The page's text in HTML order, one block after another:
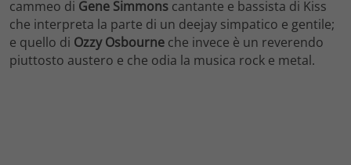
cammeo di Gene Simmons cantante e bassista di Kiss
che interpreta la parte di un deejay simpatico e gentile;
e quello di Ozzy Osbourne che invece è un reverendo
piuttosto austero e che odia la musica rock e metal.